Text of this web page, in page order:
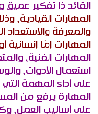
القائد ذا تفكير عميق
المهارات القيادية،
والمعرفة
المهارات إمّا إنسانية
المهارات الفنية،
استعمال الأدوات،
على أداء المهمة
المهارة يرفع من
على أساليب العمل،